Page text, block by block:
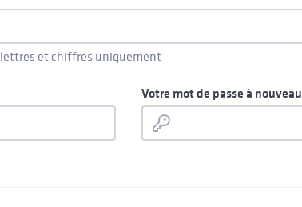
lettres et chiffres uniquement
Votre mot de passe à nouveau